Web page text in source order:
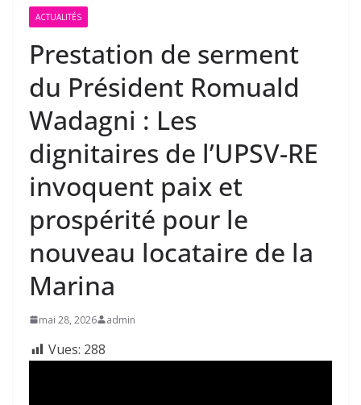
ACTUALITÉS
Prestation de serment
du Président Romuald
Wadagni : Les
dignitaires de l’UPSV-RE
invoquent paix et
prospérité pour le
nouveau locataire de la
Marina
mai 28, 2026 admin
Vues: 288